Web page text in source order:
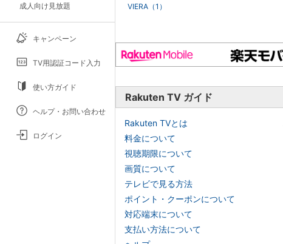
成人向け見放題
キャンペーン
TV用認証コード入力
使い方ガイド
ヘルプ・お問い合わせ
ログイン
VIERA（1）
Rakuten TV ガイド
Rakuten TVとは
料金について
視聴期限について
画質について
テレビで見る方法
ポイント・クーポンについて
対応端末について
支払い方法について